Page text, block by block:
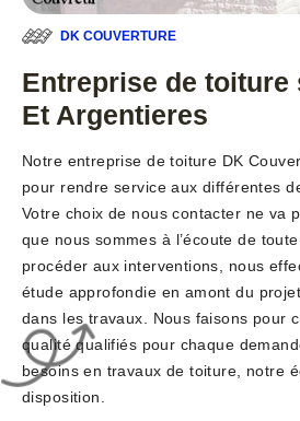
DK COUVERTURE
Entreprise de toiture
Et Argentieres
Notre entreprise de toiture DK
pour rendre service aux différentes
Votre choix de nous contacter ne va
que nous sommes à l’écoute de
procéder aux interventions, nous
étude approfondie en amont du
dans les travaux. Nous faisons pour
qualité qualifiés pour chaque
besoins en travaux de toiture, notre
disposition.